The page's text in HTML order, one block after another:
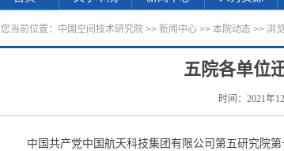
您当前位置： 中国空间技术研究院 >> 新闻中心 >> 本院动态 >> 浏
五院各单位
时间：2021年
中国共产党中国航天科技集团有限公司第五研究院